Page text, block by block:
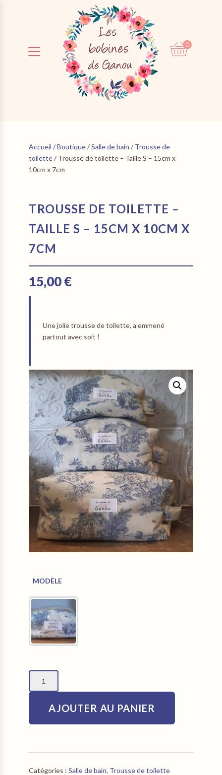
0,00 0
Accueil /Boutique/Salle de bain / Trousse de
toilette/ Trousse de toilette – Taille S – 15cm x
10cm x 7cm
TROUSSE DE TOILETTE –
TAILLE S – 15CM X 10CM X
7CM
15,00€
Une jolie trousse de toilette, a emmené
partout avec soit !
MODÈLE
1
toilette
S
-
AJOUTER AU PANIER
Catégories : Salle de bain, Trousse de toilette